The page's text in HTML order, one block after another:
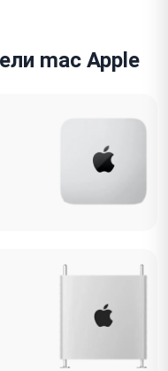
mac Apple